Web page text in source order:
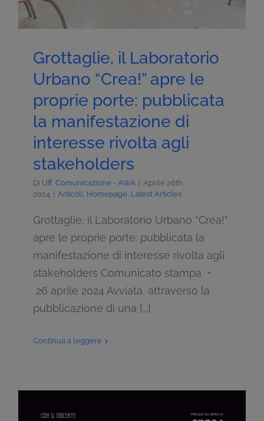
Grottaglie, il Laboratorio
Urbano “Crea!” apre le
proprie porte: pubblicata
la manifestazione di
interesse rivolta agli
stakeholders
Di Uff. Comunicazione - AWA
Aprile 26th,
2024
Articoli, Homepage, Latest Articles
Grottaglie, il Laboratorio Urbano “Crea!”
apre le proprie porte: pubblicata la
manifestazione di interesse rivolta agli
stakeholders Comunicato stampa •
26 aprile 2024 Avviata, attraverso la
pubblicazione di una [...]
Continua a leggere